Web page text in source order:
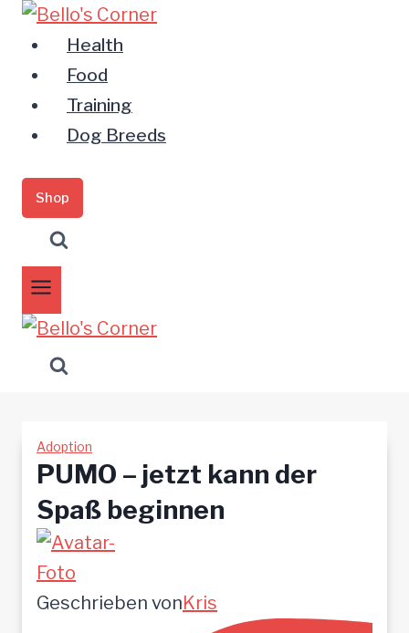
Zum
Inhalt
springen
Health
Food
Training
Dog Breeds
Shop
Adoption
PUMO – jetzt kann der
Spaß beginnen
Geschrieben vonKris